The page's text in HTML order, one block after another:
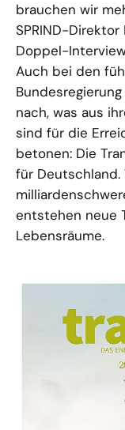
brauchen wir
SPRIND-Direktor
Doppel-
Auch bei den
nach, was aus
sind für die
betonen: Die
für Deutschland.
entstehen neue
Lebensräume.